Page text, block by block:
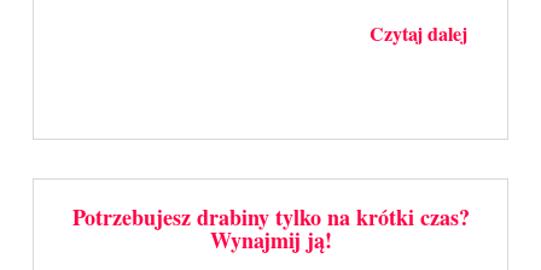
Czytaj dalej
Potrzebujesz drabiny tylko na krótki czas?
Wynajmij ją!